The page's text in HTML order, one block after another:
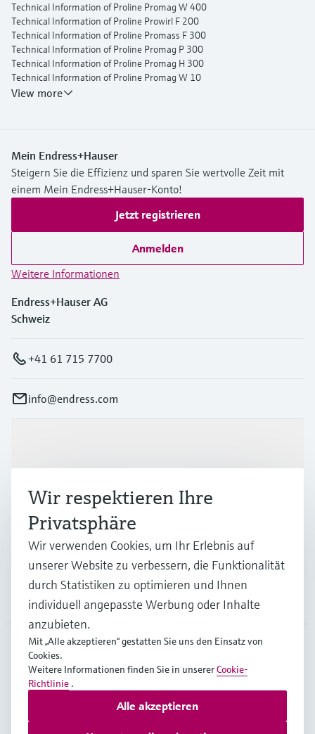
Technical Information of Proline Promag W 400
Technical Information of Proline Prowirl F 200
Technical Information of Proline Promass F 300
Technical Information of Proline Promag P 300
Technical Information of Proline Promag H 300
Technical Information of Proline Promag W 10
Operating Instructions Picomag IO-Link
View more
Mein Endress+Hauser
Steigern Sie die Effizienz und sparen Sie wertvolle Zeit mit
einem Mein Endress+Hauser-Konto!
Jetzt registrieren
Anmelden
Weitere Informationen
Endress+Hauser AG
Schweiz
+41 61 715 7700
info@endress.com
Branchen
Support
Unternehmen
GLB•Deutsch
Copyright © Endress+Hauser Group Services AG
Wir respektieren Ihre
Privatsphäre
Wir verwenden Cookies, um Ihr Erlebnis auf
unserer Website zu verbessern, die Funktionalität
durch Statistiken zu optimieren und Ihnen
individuell angepasste Werbung oder Inhalte
anzubieten.
Mit „Alle akzeptieren“ gestatten Sie uns den Einsatz von
Cookies.
Weitere Informationen finden Sie in unsererCookie-
Richtlinie .
Alle akzeptieren